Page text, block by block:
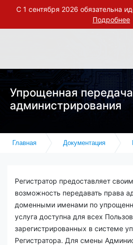
С 1 сентября 2026 обязательна
Подробнее
Упрощенная
администрирования
Главная Документация
Регистратор предоставляет
возможность передавать права
доменными именами по
услуга доступна для всех
зарегистрированных в системе
Регистратора. Для смены